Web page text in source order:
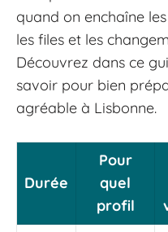
quand on enchaîne
les files et les
Découvrez dans ce
savoir pour bien
agréable à Lisbonne.
Durée
Pour
quel
profil